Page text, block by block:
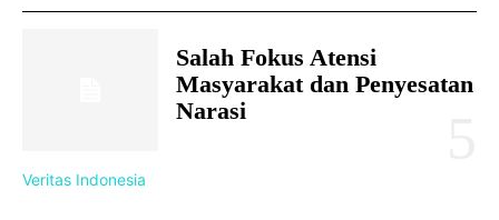
Salah Fokus Atensi
Masyarakat dan Penyesatan
Narasi
Veritas Indonesia